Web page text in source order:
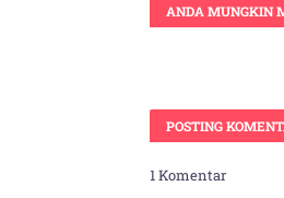
ANDA MUNGKIN
POSTING
1 Komentar